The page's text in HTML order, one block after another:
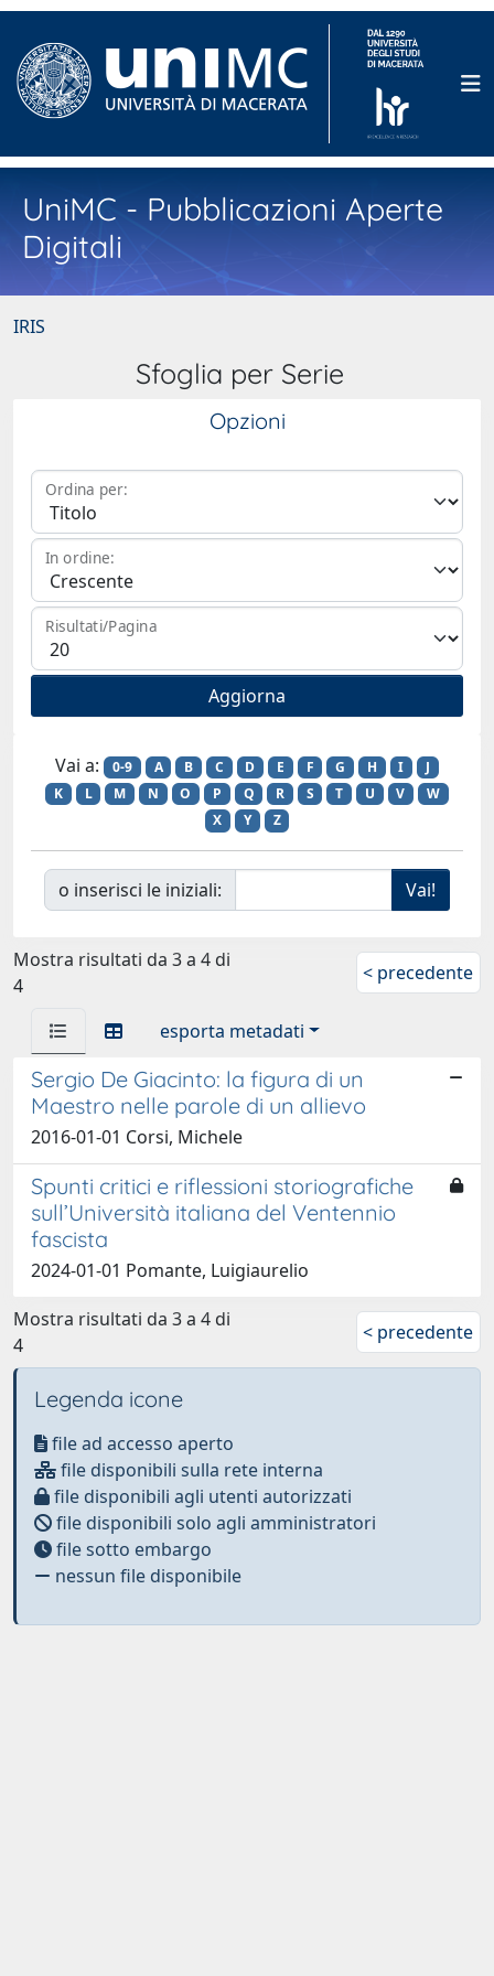
UniMC - Pubblicazioni Aperte
Digitali
IRIS
Sfoglia per Serie
Opzioni
Ordina per:
In ordine:
Risultati/Pagina
Vai a: 0-9 A B C D E F G H I
J
K
L M N O P Q R S T U V
W
X
Y Z
o inserisci le iniziali:
Mostra risultati da 3 a 4 di
4
< precedente
esporta metadati
Sergio De Giacinto: la figura di un
Maestro nelle parole di un allievo
2016-01-01 Corsi, Michele
Spunti critici e riflessioni storiografiche
sull’Università italiana del Ventennio
fascista
2024-01-01 Pomante, Luigiaurelio
Mostra risultati da 3 a 4 di
4
< precedente
Legenda icone
file ad accesso aperto
file disponibili sulla rete interna
file disponibili agli utenti autorizzati
file disponibili solo agli amministratori
file sotto embargo
nessun file disponibile